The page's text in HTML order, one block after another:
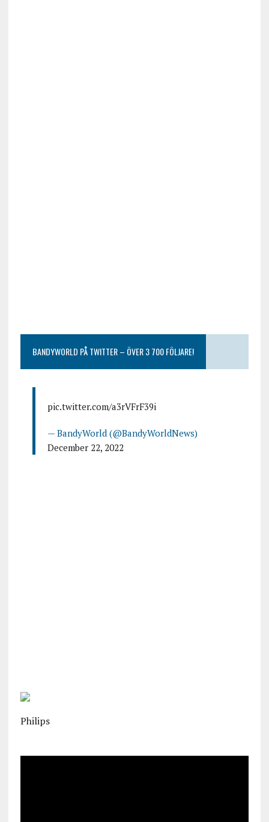
BANDYWORLD PÅ TWITTER – ÖVER 3 700 FÖLJARE!
pic.twitter.com/a3rVFrF39i
— BandyWorld (@BandyWorldNews)
December 22, 2022
Philips